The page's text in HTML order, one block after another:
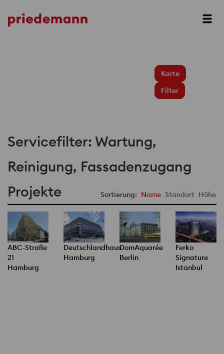
Karte
Filter
Servicefilter: Wartung,
Reinigung, Fassadenzugang
Projekte
Sortierung: Name Standort Höhe
ABC-Straße
21
Hamburg
Deutschlandhaus
Hamburg
DomAquarée
Berlin
Ferko
Signature
Istanbul